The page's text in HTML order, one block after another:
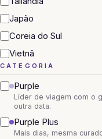
Japão
Coreia do Sul
Vietnã
CATEGORIA
Purple
Líder de viagem com o
outra data.
Purple Plus
Mais dias, mesma